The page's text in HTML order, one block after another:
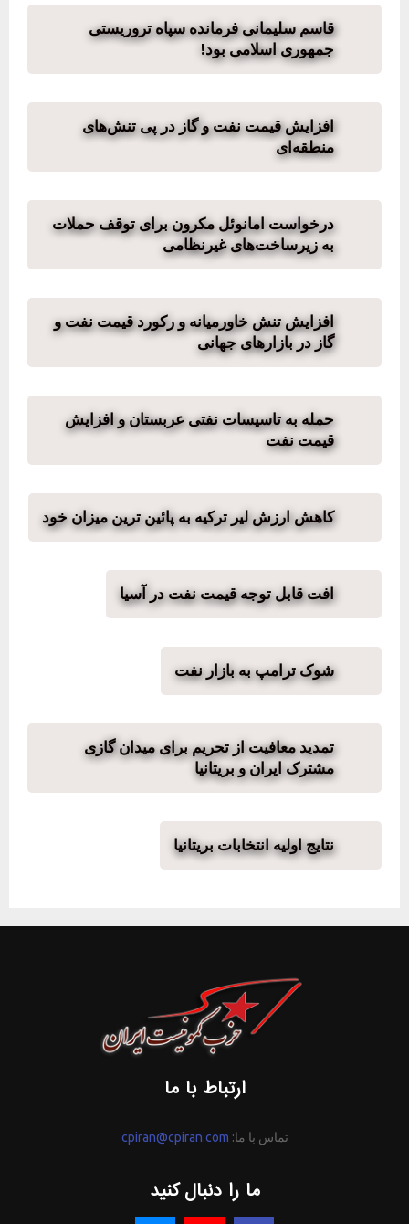
قاسم سلیمانی فرمانده سپاه تروریستی
جمهوری اسلامی بود!
افزایش قیمت نفت و گاز در پی تنش‌های
منطقه‌ای
درخواست امانوئل مکرون برای توقف حملات
به زیرساخت‌های غیرنظامی
افزایش تنش خاورمیانه و رکورد قیمت نفت و
گاز در بازارهای جهانی
حمله به تاسیسات نفتی عربستان و افزایش
قیمت نفت
کاهش ارزش لیر ترکیه به پائین ترین میزان خود
افت قابل توجه قیمت نفت در آسیا
شوک ترامپ به بازار نفت
تمدید معافیت از تحریم برای میدان گازی
مشترک ایران و بریتانیا
نتایج اولیه انتخابات بریتانیا
ارتباط با ما
تماس با ما: cpiran@cpiran.com
ما را دنبال کنید